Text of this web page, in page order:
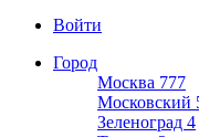
Войти
Город
Москва 777
Московский
Зеленоград 4